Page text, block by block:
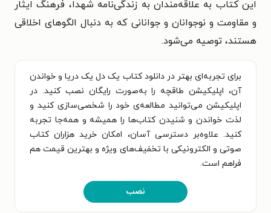
این کتاب به علاقه‌مندان به زندگی‌نامه شهدا، فرهنگ ایثار
و مقاومت و نوجوانان و جوانانی که به دنبال الگوهای اخلاقی
هستند، توصیه می‌شود.
برای تجربه‌ای بهتر در دانلود کتاب یک دل یک دریا و خواندن
آن، اپلیکیشن طاقچه را به‌صورت رایگان نصب کنید. در
اپلیکیشن می‌توانید مطالعه‌ی خود را شخصی‌سازی کنید و
لذت خواندن و شنیدن کتاب‌ها را همیشه و همه‌جا تجربه
کنید. علاوه‌بر دسترسی آسان، امکان خرید هزاران کتاب
صوتی و الکترونیکی با تخفیف‌های ویژه و بهترین قیمت هم
فراهم است.
نصب